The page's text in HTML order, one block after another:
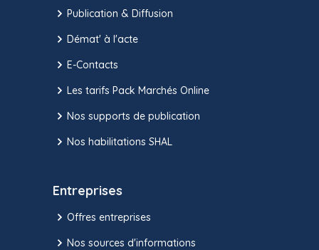
Publication & Diffusion
Démat' à l'acte
E-Contacts
Les tarifs Pack Marchés Online
Nos supports de publication
Nos habilitations SHAL
Entreprises
Offres entreprises
Nos sources d'informations